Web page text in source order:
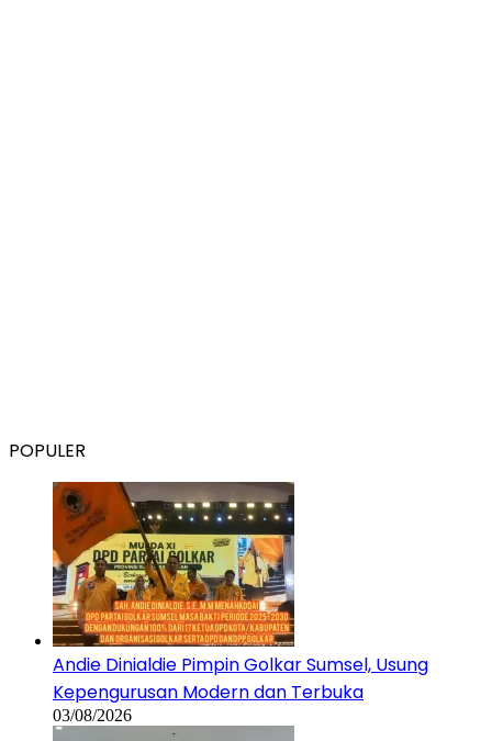
POPULER
Andie Dinialdie Pimpin Golkar Sumsel, Usung
Kepengurusan Modern dan Terbuka
03/08/2026